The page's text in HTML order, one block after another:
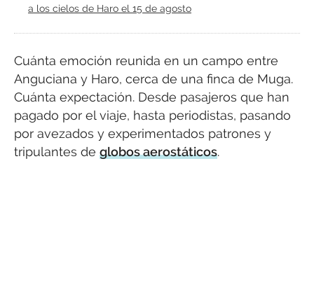
a los cielos de Haro el 15 de agosto
Cuánta emoción reunida en un campo entre
Anguciana y Haro, cerca de una finca de Muga.
Cuánta expectación. Desde pasajeros que han
pagado por el viaje, hasta periodistas, pasando
por avezados y experimentados patrones y
tripulantes de globos aerostáticos.